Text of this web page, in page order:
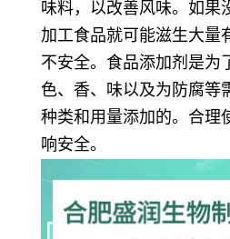
味料，以改善风味。如果
加工食品就可能滋生大量
不安全。食品添加剂是为
色、香、味以及为防腐等
种类和用量添加的。合理
响安全。